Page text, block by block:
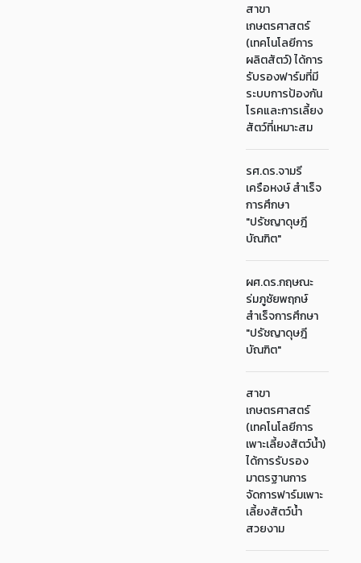
สาขา
เกษตรศาสตร์
(เทคโนโลยีการ
ผลิตสัตว์) ได้การ
รับรองฟาร์มที่มี
ระบบการป้องกัน
โรคและการเลี้ยง
สัตว์ที่เหมาะสม
รศ.ดร.จามรี
เครือหงษ์ สำเร็จ
การศึกษา
"ปรัชญาดุษฎี
บัณฑิต"
ผศ.ดร.กฤษณะ
ร่มภูชัยพฤกษ์
สำเร็จการศึกษา
"ปรัชญาดุษฎี
บัณฑิต"
สาขา
เกษตรศาสตร์
(เทคโนโลยีการ
เพาะเลี้ยงสัตว์น้ำ)
ได้การรับรอง
มาตรฐานการ
จัดการฟาร์มเพาะ
เลี้ยงสัตว์น้ำ
สวยงาม